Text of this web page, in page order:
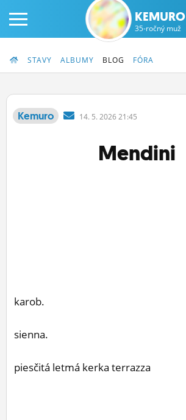
PRIHLÁS SA
NASTAVENIA
ROLETA
KEMURO
35-ročný muž
STAVY ALBUMY BLOG FÓRA
Kemuro 14. 5. 2026 21:45
Mendini
karob.
sienna.
piesčitá letmá kerka terrazza